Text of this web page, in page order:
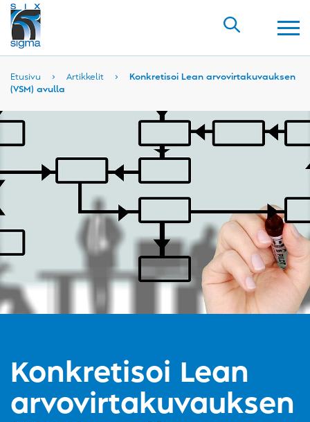
Etusivu › Artikkelit ›
Konkretisoi Lean arvovirtakuvauksen
(VSM) avulla
Konkretisoi Lean
arvovirtakuvauksen